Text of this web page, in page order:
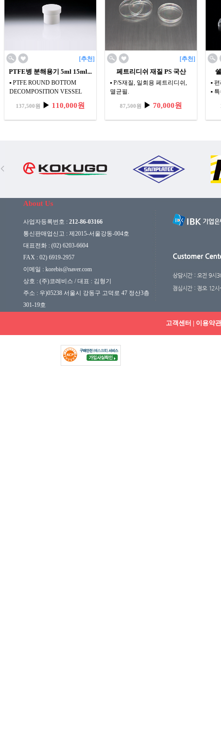
[추천]
PTFE병 분해용기 5ml 15ml...
▪ PTFE ROUND BOTTOM
DECOMPOSITION VESSEL
▪ 바닥이 둥글기 때문에 점도가
높은 시료의 용기로 적합 합니
다.
137,500원 ▶ 110,000원
[추천]
페트리디쉬 재질 PS 국산
▪ P/S재질, 일회용 페트리디쉬,
멸균필.
87,500원 ▶ 70,000원
▪
▪
About Us
사업자등록번호 : 212-86-03166
통신판매업신고 : 제2015-서울강동-004호
대표전화 : (02) 6203-6604
FAX : 02) 6919-2957
이메일 : korebis@naver.com
상호 : (주)코레비스 / 대표 : 김형기
주소 : 우)05238 서울시 강동구 고덕로 47 정산3층
301-19호
고객센터 | 이용약관